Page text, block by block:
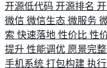
开源低代码 开源排名
微信 微信生态 微服务
索 快速落地 性价比 性
提升 性能调优 愿景完
手机系统 打包构建 执